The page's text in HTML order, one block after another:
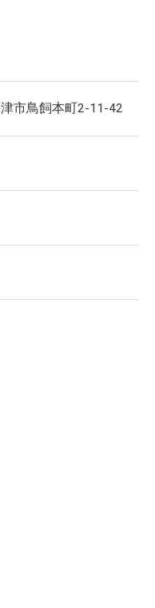
市鳥飼本町2-11-42